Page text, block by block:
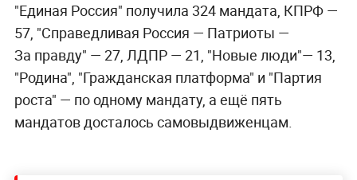
"Единая Россия" получила 324 мандата, КПРФ —
57, "Справедливая Россия — Патриоты —
За правду" — 27, ЛДПР — 21, "Новые люди"— 13,
"Родина", "Гражданская платформа" и "Партия
роста" — по одному мандату, а ещё пять
мандатов досталось самовыдвиженцам.